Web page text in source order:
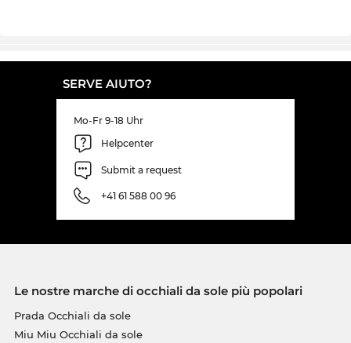
SERVE AIUTO?
Mo-Fr 9-18 Uhr
Helpcenter
Submit a request
+41 61 588 00 96
Le nostre marche di occhiali da sole più popolari
Prada Occhiali da sole
Miu Miu Occhiali da sole